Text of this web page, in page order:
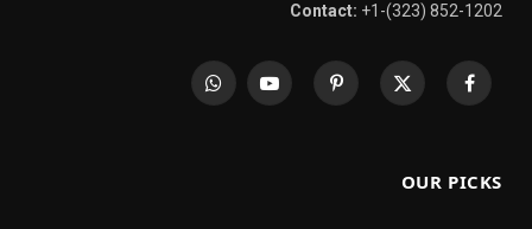
Contact: +1-(323) 852-1202
Facebook
X
Pinterest
YouTube
WhatsApp
OUR PICKS